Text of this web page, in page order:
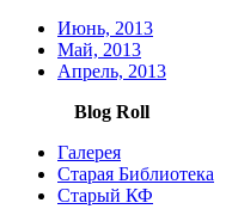
Июнь, 2013
Май, 2013
Апрель, 2013
Blog Roll
Галерея
Старая Библиотека
Старый КФ